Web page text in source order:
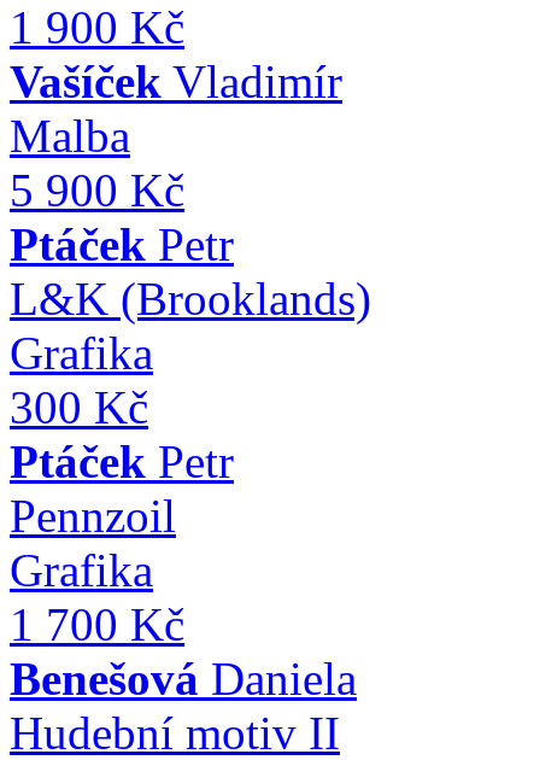
1 900 Kč
Vašíček Vladimír
Malba
5 900 Kč
Ptáček Petr
L&K (Brooklands)
Grafika
300 Kč
Ptáček Petr
Pennzoil
Grafika
1 700 Kč
Benešová Daniela
Hudební motiv II